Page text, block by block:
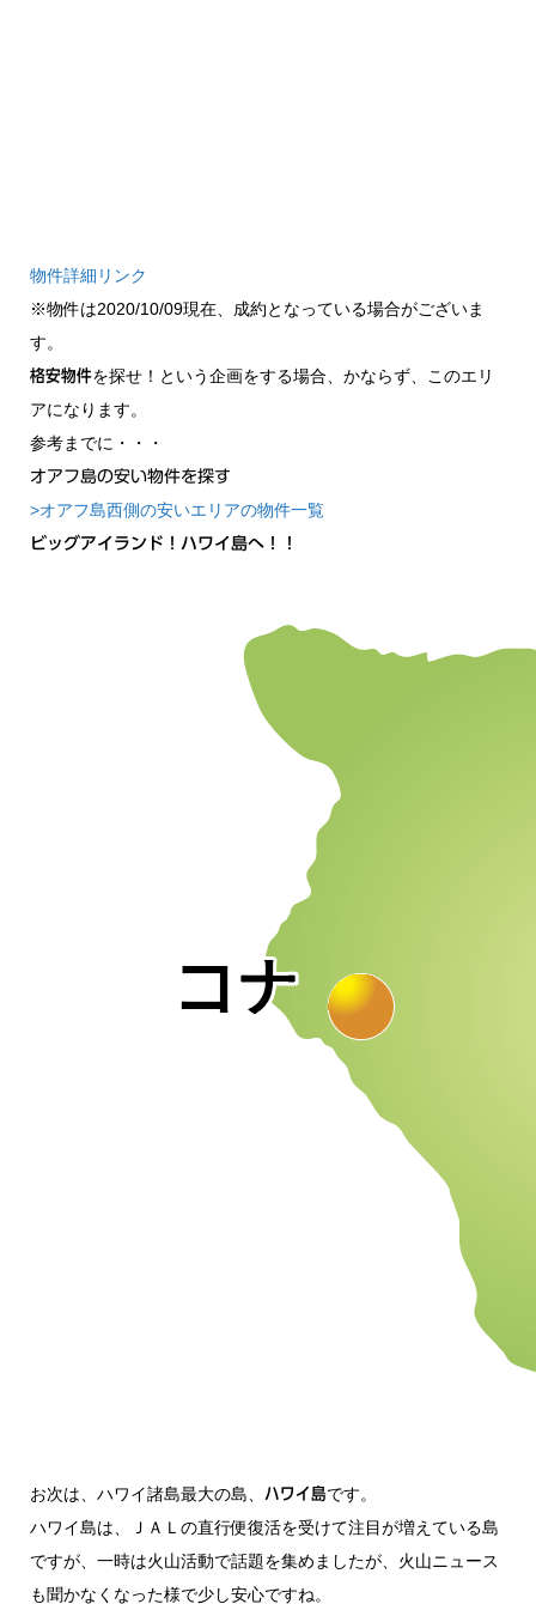
物件詳細リンク
※物件は2020/10/09現在、成約となっている場合がございま
す。
格安物件を探せ！という企画をする場合、かならず、このエリ
アになります。
参考までに・・・
オアフ島の安い物件を探す
>オアフ島西側の安いエリアの物件一覧
ビッグアイランド！ハワイ島へ！！
お次は、ハワイ諸島最大の島、 ハワイ島です。
ハワイ島は、ＪＡＬの直行便復活を受けて注目が増えている島
ですが、一時は火山活動で話題を集めましたが、火山ニュース
も聞かなくなった様で少し安心ですね。